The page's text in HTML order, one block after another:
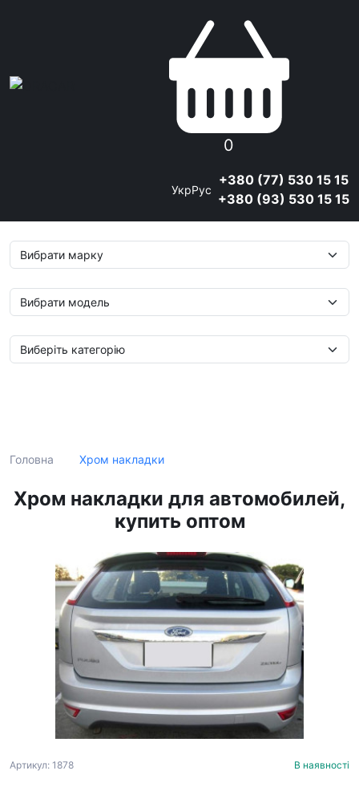
0
УкрРус
+380 (77) 530 15 15
+380 (93) 530 15 15
Головна Хром накладки
Хром накладки для автомобилей,
купить оптом
Артикул: 1878 В наявності